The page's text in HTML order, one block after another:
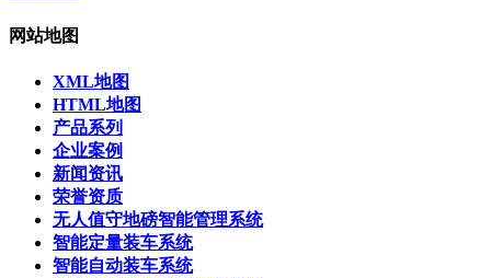
网站地图
XML地图
HTML地图
产品系列
企业案例
新闻资讯
荣誉资质
无人值守地磅智能管理系统
智能定量装车系统
智能自动装车系统